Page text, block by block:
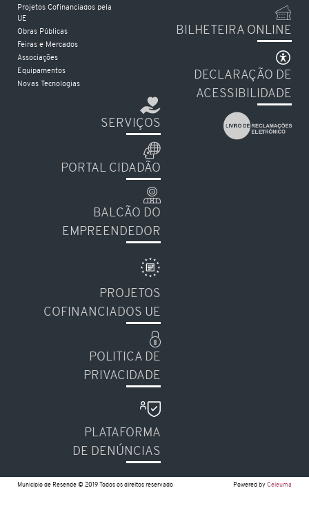
Projetos Cofinanciados pela
UE
Obras Públicas
Feiras e Mercados
Associações
Equipamentos
Novas Tecnologias
BILHETEIRA ONLINE
DECLARAÇÃO DE
ACESSIBILIDADE
SERVIÇOS
PORTAL CIDADÃO
BALCÃO DO
EMPREENDEDOR
PROJETOS
COFINANCIADOS UE
POLITICA DE
PRIVACIDADE
PLATAFORMA
DE DENÚNCIAS
Municipio de Resende © 2019 Todos os direitos reservado Powered by Celeuma